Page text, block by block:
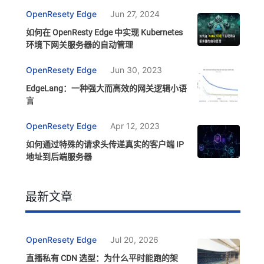
OpenResety Edge Jun 27, 2024
如何在 OpenResty Edge 中实现 Kubernetes
环境下网关服务器的自动管理
OpenResety Edge Jun 30, 2023
EdgeLang：一种强大而高效的网关逻辑小语
言
OpenResety Edge Apr 12, 2023
如何通过特殊的请求头传递真实的客户端 IP
地址到后端服务器
最新文章
OpenResety Edge Jul 20, 2026
直播私有 CDN 选型：为什么平时能跑的架